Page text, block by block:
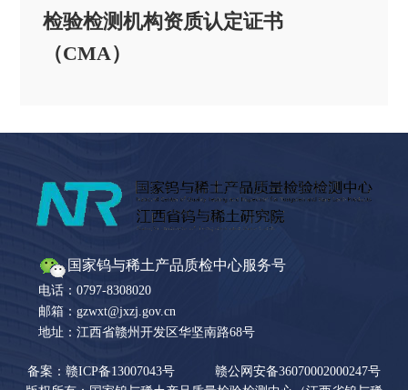
检验检测机构资质认定证书
（CMA）
国家钨与稀土产品质检中心服务号
电话：0797-8308020
邮箱：gzwxt@jxzj.gov.cn
地址：江西省赣州开发区华坚南路68号
备案：赣ICP备13007043号
赣公网安备36070002000247号